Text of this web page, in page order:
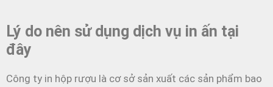
Lý do nên sử dụng dịch vụ in ấn tại
đây
Công ty in hộp rượu là cơ sở sản xuất các sản phẩm bao